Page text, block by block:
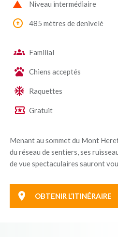
Niveau intermédiaire
485 mètres de denivelé
Familial
Chiens acceptés
Raquettes
Gratuit
Menant au sommet du Mont
du réseau de sentiers, ses
de vue spectaculaires sauront
OBTENIR L’ITINÉRAIRE